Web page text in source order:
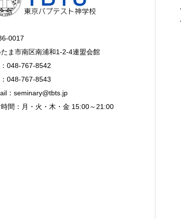
0017
たま市南区南浦和1-2-4連盟会館
048-767-8542
048-767-8543
：seminary@tbts.jp
間：月・火・木・金 15:00～21:00